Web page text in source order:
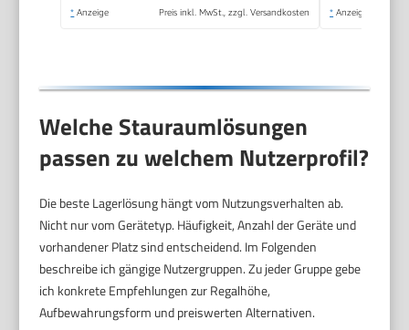
* Anzeige Preis inkl. MwSt., zzgl. Versandkosten * Anzeige
Welche Stauraumlösungen
passen zu welchem Nutzerprofil?
Die beste Lagerlösung hängt vom Nutzungsverhalten ab.
Nicht nur vom Gerätetyp. Häufigkeit, Anzahl der Geräte und
vorhandener Platz sind entscheidend. Im Folgenden
beschreibe ich gängige Nutzergruppen. Zu jeder Gruppe gebe
ich konkrete Empfehlungen zur Regalhöhe,
Aufbewahrungsform und preiswerten Alternativen.